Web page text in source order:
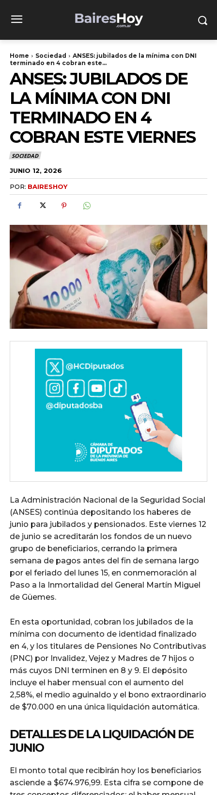
Home Sociedad
ANSES: jubilados de la mínima con DNI
terminado en 4 cobran este...
ANSES: JUBILADOS DE
LA MÍNIMA CON DNI
TERMINADO EN 4
COBRAN ESTE VIERNES
SOCIEDAD
JUNIO 12, 2026
POR: BAIRESHOY
La Administración Nacional de la Seguridad Social
(ANSES) continúa depositando los haberes de
junio para jubilados y pensionados. Este viernes 12
de junio se acreditarán los fondos de un nuevo
grupo de beneficiarios, cerrando la primera
semana de pagos antes del fin de semana largo
por el feriado del lunes 15, en conmemoración al
Paso a la Inmortalidad del General Martín Miguel
de Güemes.
En esta oportunidad, cobran los jubilados de la
mínima con documento de identidad finalizado
en 4, y los titulares de Pensiones No Contributivas
(PNC) por Invalidez, Vejez y Madres de 7 hijos o
más cuyos DNI terminen en 8 y 9. El depósito
incluye el haber mensual con el aumento del
2,58%, el medio aguinaldo y el bono extraordinario
de $70.000 en una única liquidación automática.
DETALLES DE LA LIQUIDACIÓN DE
JUNIO
El monto total que recibirán hoy los beneficiarios
asciende a $674.976,99. Esta cifra se compone de